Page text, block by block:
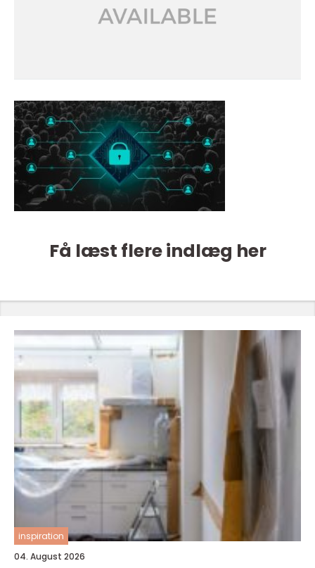
Få læst flere indlæg her
inspiration
04. August 2026